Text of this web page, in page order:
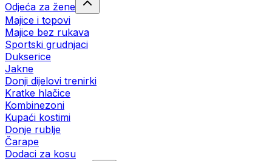
Odjeća za žene
Majice i topovi
Majice bez rukava
Sportski grudnjaci
Dukserice
Jakne
Donji dijelovi trenirki
Kratke hlačice
Kombinezoni
Kupaći kostimi
Donje rublje
Čarape
Dodaci za kosu